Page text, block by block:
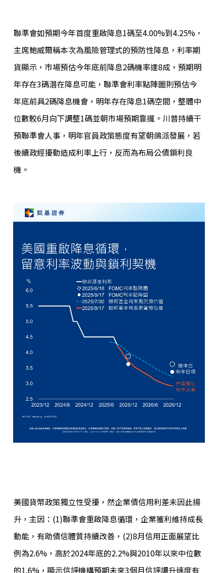
聯準會如預期今年首度重啟降息1碼至4.00%到4.25%，
主席鮑威爾稱本次為風險管理式的預防性降息，利率期
貨顯示，市場預估今年底前降息2碼機率達8成，預期明
年存在3碼潛在降息可能，聯準會利率點陣圖則預估今
年底前具2碼降息機會，明年存在降息1碼空間，整體中
位數較6月向下調整1碼並朝市場預期靠攏。川普持續干
預聯準會人事，明年官員政策態度有望朝鴿派發展，若
後續政經擾動造成利率上行，反而為布局公債鎖利良
機。
美國貨幣政策獨立性受擾，然企業債信用利差未因此揚
升，主因：(1)聯準會重啟降息循環，企業獲利維持成長
動能，有助債信體質持續改善，(2)8月信用正面展望比
例為2.6%，高於2024年底的2.2%與2010年以來中位數
的1.6%，顯示信評機構預期未來3個月信評調升速度有